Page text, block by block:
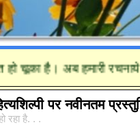
है। अब हमारी रचनाये
पर नवीनतम
रहा है. . .